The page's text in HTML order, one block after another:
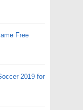
Free
2019 for